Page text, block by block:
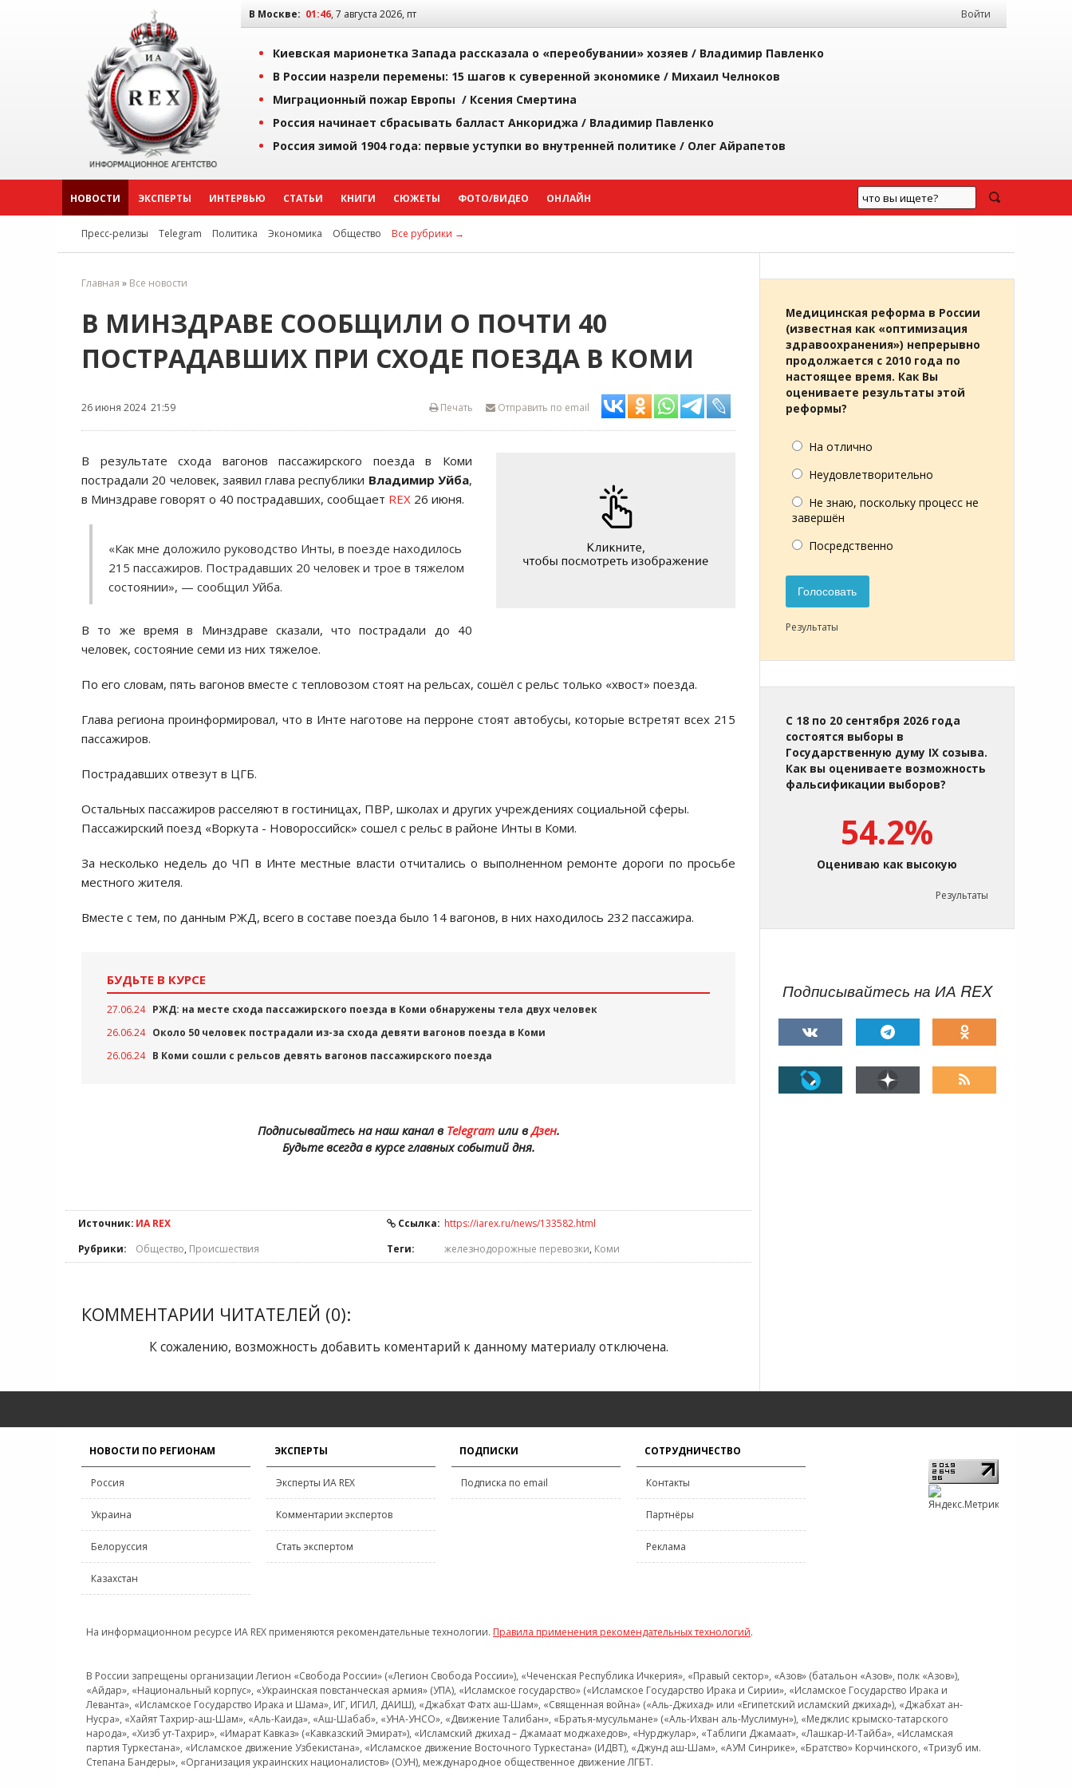
В Москве: 01:46, 7 августа 2026, пт Войти
Киевская марионетка Запада рассказала о «переобувании» хозяев / Владимир Павленко
В России назрели перемены: 15 шагов к суверенной экономике / Михаил Челноков
Миграционный пожар Европы / Ксения Смертина
Россия начинает сбрасывать балласт Анкориджа / Владимир Павленко
Россия зимой 1904 года: первые уступки во внутренней политике / Олег Айрапетов
НОВОСТИ ЭКСПЕРТЫ ИНТЕРВЬЮ СТАТЬИ КНИГИ СЮЖЕТЫ ФОТО/ВИДЕО ОНЛАЙН
Пресс-релизы Telegram Политика Экономика Общество Все рубрики →
Главная » Все новости
В МИНЗДРАВЕ СООБЩИЛИ О ПОЧТИ 40
ПОСТРАДАВШИХ ПРИ СХОДЕ ПОЕЗДА В КОМИ
26 июня 2024 21:59 Отправить по email
Печать
В результате схода вагонов пассажирского поезда в Коми
пострадали 20 человек, заявил глава республики Владимир Уйба,
в Минздраве говорят о 40 пострадавших, сообщает REX 26 июня.
«Как мне доложило руководство Инты, в поезде находилось
215 пассажиров. Пострадавших 20 человек и трое в тяжелом
состоянии», — сообщил Уйба.
В то же время в Минздраве сказали, что пострадали до 40
человек, состояние семи из них тяжелое.
По его словам, пять вагонов вместе с тепловозом стоят на рельсах, сошёл с рельс только «хвост» поезда.
Глава региона проинформировал, что в Инте наготове на перроне стоят автобусы, которые встретят всех 215
пассажиров.
Пострадавших отвезут в ЦГБ.
Остальных пассажиров расселяют в гостиницах, ПВР, школах и других учреждениях социальной сферы.
Пассажирский поезд «Воркута - Новороссийск» сошел с рельс в районе Инты в Коми.
За несколько недель до ЧП в Инте местные власти отчитались о выполненном ремонте дороги по просьбе
местного жителя.
Вместе с тем, по данным РЖД, всего в составе поезда было 14 вагонов, в них находилось 232 пассажира.
БУДЬТЕ В КУРСЕ
27.06.24 РЖД: на месте схода пассажирского поезда в Коми обнаружены тела двух человек
26.06.24 Около 50 человек пострадали из-за схода девяти вагонов поезда в Коми
26.06.24 В Коми сошли с рельсов девять вагонов пассажирского поезда
Подписывайтесь на наш канал в Telegramили вДзен.
Будьте всегда в курсе главных событий дня.
Источник: ИА REX Ссылка: https://iarex.ru/news/133582.html
Рубрики:
Общество, Происшествия Теги: железнодорожные перевозки, Коми
КОММЕНТАРИИ ЧИТАТЕЛЕЙ (0):
К сожалению, возможность добавить коментарий к данному материалу отключена.
Медицинская реформа в России
(известная как «оптимизация
здравоохранения») непрерывно
продолжается с 2010 года по
настоящее время. Как Вы
оцениваете результаты этой
реформы?
На отлично
Неудовлетворительно
Не знаю, поскольку процесс не
завершён
Посредственно
Голосовать
Результаты
С 18 по 20 сентября 2026 года
состоятся выборы в
Государственную думу IX созыва.
Как вы оцениваете возможность
фальсификации выборов?
54.2%
Оцениваю как высокую
Результаты
Подписывайтесь на ИА REX
НОВОСТИ ПО РЕГИОНАМ
Россия
Украина
Белоруссия
Казахстан
ЭКСПЕРТЫ
Эксперты ИА REX
Комментарии экспертов
Стать экспертом
ПОДПИСКИ
Подписка по email
СОТРУДНИЧЕСТВО
Контакты
Партнёры
Реклама
На информационном ресурсе ИА REX применяются рекомендательные технологии. Правила применения рекомендательных технологий.
В России запрещены организации Легион «Свобода России» («Легион Свобода России»), «Чеченская Республика Ичкерия», «Правый сектор», «Азов» (батальон «Азов», полк «Азов»),
«Айдар», «Национальный корпус», «Украинская повстанческая армия» (УПА), «Исламское государство» («Исламское Государство Ирака и Сирии», «Исламское Государство Ирака и
Леванта», «Исламское Государство Ирака и Шама», ИГ, ИГИЛ, ДАИШ), «Джабхат Фатх аш-Шам», «Священная война» («Аль-Джихад» или «Египетский исламский джихад»), «Джабхат ан-
Нусра», «Хайят Тахрир-аш-Шам», «Аль-Каида», «Аш-Шабаб», «УНА-УНСО», «Движение Талибан», «Братья-мусульмане» («Аль-Ихван аль-Муслимун»), «Меджлис крымско-татарского
народа», «Хизб ут-Тахрир», «Имарат Кавказ» («Кавказский Эмират»), «Исламский джихад – Джамаат моджахедов», «Нурджулар», «Таблиги Джамаат», «Лашкар-И-Тайба», «Исламская
партия Туркестана», «Исламское движение Узбекистана», «Исламское движение Восточного Туркестана» (ИДВТ), «Джунд аш-Шам», «АУМ Синрике», «Братство» Корчинского, «Тризуб им.
Степана Бандеры», «Организация украинских националистов» (ОУН), международное общественное движение ЛГБТ.